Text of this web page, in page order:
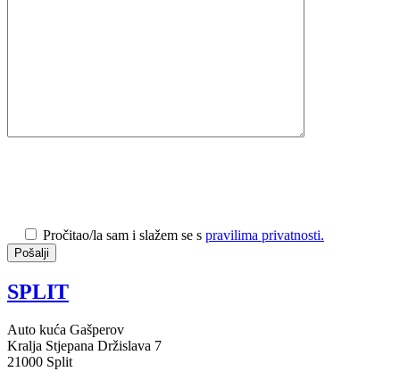
Pročitao/la sam i slažem se s pravilima privatnosti.
SPLIT
Auto kuća Gašperov
Kralja Stjepana Držislava 7
21000 Split